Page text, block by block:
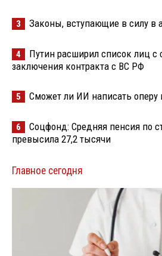
3 Законы, вступающие в силу в
4
Путин расширил список лиц
заключения контракта с ВС РФ
5 Сможет ли ИИ написать оперу
6
Соцфонд: Средняя пенсия по
превысила 27,2 тысячи
Главное сегодня